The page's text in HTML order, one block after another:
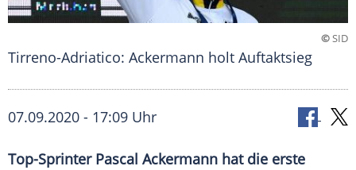
©SID
Tirreno-Adriatico: Ackermann holt Auftaktsieg
07.09.2020 - 17:09 Uhr
Top-Sprinter Pascal Ackermann hat die erste